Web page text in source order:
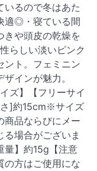
いるので冬はあた
適◎・寝ている間
きや頭皮の乾燥を
らしい淡いピンク
ント。フェミニン
インが魅力。
ズ】【フリーサイ
]約15cm※サイズ
商品ならびにメー
場合がございま
量】約15g【注意
方はご使用にな